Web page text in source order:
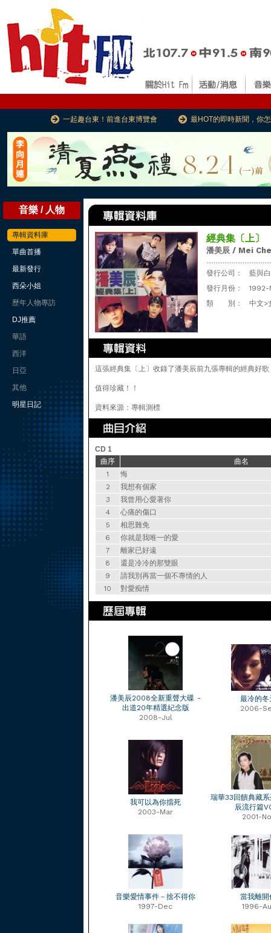
一起趣台東！前進台東博覽會 最HOT的即時新聞，你
音樂 / 人物
專輯資料庫
單曲首播
最新發行
西朵小姐
歷年人物專訪
DJ推薦
華語
西洋
日亞
其他
明星日記
經典集〔上〕
潘美辰 / Mei
發行公司：
藍與
發行月份：
1992-
類 別：
中文>
這張經典集〔上〕收錄了潘美辰前九張專輯的經典好歌
值得珍藏！！
資料來源：專輯測標
CD 1
曲序
曲名
1
悔
2
我想有個家
3
我曾用心愛著你
4
心痛的傷口
5
相思難免
6
你就是我唯一的愛
7
離家已好遠
8
還是冷冷的那雙眼
9
請我別再當一個不專情的人
10
對愛痴情
潘美辰2008全新重聲大碟 -
出道20年精選紀念版
2008-Jul
最冷的冬
2006-
我可以為你擋死
2003-Mar
瑞華33回饋典藏
辰流行篇
2001-
音樂愛情事件－捨不得你
1997-Dec
當我離開
1996-